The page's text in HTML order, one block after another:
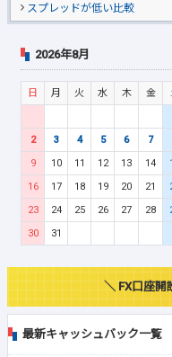
スプレッドが低い比較
2026年8月
日 月 火 水 木 金
2
3 4 5 6 7
9
10 11 12 13 14
16
17 18 19 20 21
23
24 25 26 27 28
30
31
＼ FX口座開
最新キャッシュバック一覧